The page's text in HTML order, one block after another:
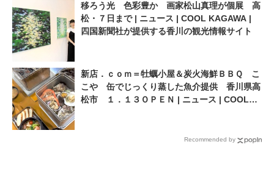
移ろう光 色彩豊か 画家松山真理が個展 高
松・７日まで | ニュース | COOL KAGAWA |
四国新聞社が提供する香川の観光情報サイト
新店．ｃｏｍ＝牡蠣小屋＆炭火海鮮ＢＢＱ こ
こや 缶でじっくり蒸した魚介提供 香川県高
松市 １．１３ＯＰＥＮ | ニュース | COOL
Recommended by